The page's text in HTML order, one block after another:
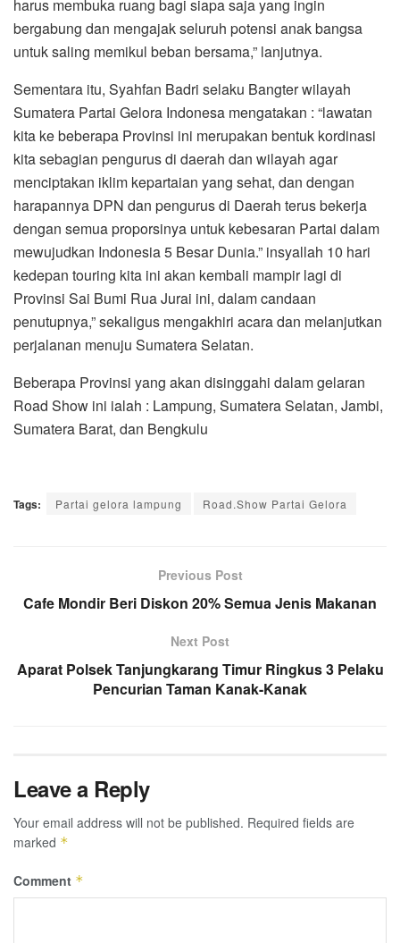
harus membuka ruang bagi siapa saja yang ingin
bergabung dan mengajak seluruh potensi anak bangsa
untuk saling memikul beban bersama,” lanjutnya.
Sementara itu, Syahfan Badri selaku Bangter wilayah
Sumatera Partai Gelora Indonesa mengatakan : “lawatan
kita ke beberapa Provinsi ini merupakan bentuk kordinasi
kita sebagian pengurus di daerah dan wilayah agar
menciptakan iklim kepartaian yang sehat, dan dengan
harapannya DPN dan pengurus di Daerah terus bekerja
dengan semua proporsinya untuk kebesaran Partai dalam
mewujudkan Indonesia 5 Besar Dunia.” insyallah 10 hari
kedepan touring kita ini akan kembali mampir lagi di
Provinsi Sai Bumi Rua Jurai ini, dalam candaan
penutupnya,” sekaligus mengakhiri acara dan melanjutkan
perjalanan menuju Sumatera Selatan.
Beberapa Provinsi yang akan disinggahi dalam gelaran
Road Show ini ialah : Lampung, Sumatera Selatan, Jambi,
Sumatera Barat, dan Bengkulu
Tags: Partai gelora lampung Road.Show Partai Gelora
Previous Post
Cafe Mondir Beri Diskon 20% Semua Jenis Makanan
Next Post
Aparat Polsek Tanjungkarang Timur Ringkus 3 Pelaku
Pencurian Taman Kanak-Kanak
Leave a Reply
Your email address will not be published. Required fields are
marked *
Comment *